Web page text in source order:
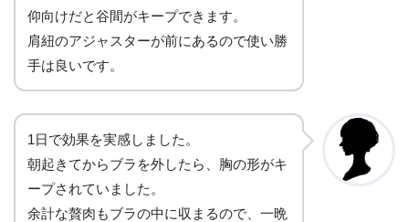
仰向けだと谷間がキープできます。
肩紐のアジャスターが前にあるので使い勝
手は良いです。
1日で効果を実感しました。
朝起きてからブラを外したら、胸の形がキ
ープされていました。
余計な贅肉もブラの中に収まるので、一晩